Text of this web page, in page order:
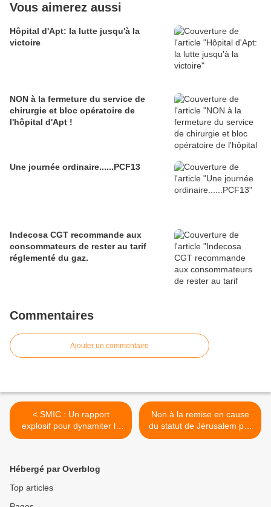
Vous aimerez aussi
Hôpital d'Apt: la lutte jusqu'à la
victoire
NON à la fermeture du service de
chirurgie et bloc opératoire de
l'hôpital d'Apt !
Une journée ordinaire......PCF13
Indecosa CGT recommande aux
consommateurs de rester au tarif
réglementé du gaz.
Commentaires
Ajouter un commentaire
< SMIC : Un rapport
explosif pour dynamiter le
SMIC !
Non à la remise en cause
du statut de Jérusalem par
les Etats-Unis
Hébergé par Overblog
Top articles